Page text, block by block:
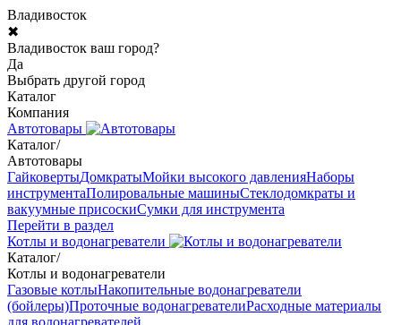
Владивосток
✖
Владивосток ваш город?
Да
Выбрать другой город
Каталог
Компания
Автотовары
Каталог/
Автотовары
ГайковертыДомкратыМойки высокого давленияНаборы
инструментаПолировальные машиныСтеклодомкраты и
вакуумные присоскиСумки для инструмента
Перейти в раздел
Котлы и водонагреватели
Каталог/
Котлы и водонагреватели
Газовые котлыНакопительные водонагреватели
(бойлеры)Проточные водонагревателиРасходные материалы
для водонагревателей